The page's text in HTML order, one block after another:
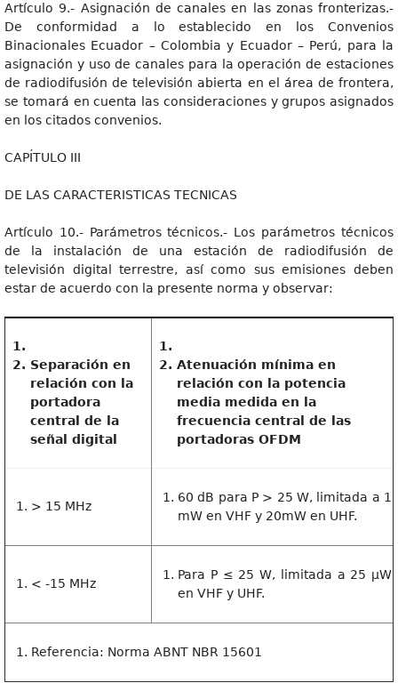
Artículo 9.- Asignación de canales en las zonas fronterizas.-
De conformidad a lo establecido en los Convenios
Binacionales Ecuador – Colombia y Ecuador – Perú, para la
asignación y uso de canales para la operación de estaciones
de radiodifusión de televisión abierta en el área de frontera,
se tomará en cuenta las consideraciones y grupos asignados
en los citados convenios.
CAPÍTULO III
DE LAS CARACTERISTICAS TECNICAS
Artículo 10.- Parámetros técnicos.- Los parámetros técnicos
de la instalación de una estación de radiodifusión de
televisión digital terrestre, así como sus emisiones deben
estar de acuerdo con la presente norma y observar:
Separación en
relación con la
portadora
central de la
señal digital
Atenuación mínima en
relación con la potencia
media medida en la
frecuencia central de las
portadoras OFDM
> 15 MHz
60 dB para P > 25 W, limitada a 1
mW en VHF y 20mW en UHF.
< -15 MHz
Para P ≤ 25 W, limitada a 25 μW
en VHF y UHF.
Referencia: Norma ABNT NBR 15601